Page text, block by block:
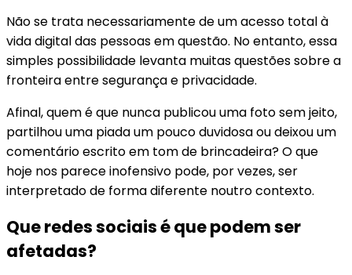
Não se trata necessariamente de um acesso total à
vida digital das pessoas em questão. No entanto, essa
simples possibilidade levanta muitas questões sobre a
fronteira entre segurança e privacidade.
Afinal, quem é que nunca publicou uma foto sem jeito,
partilhou uma piada um pouco duvidosa ou deixou um
comentário escrito em tom de brincadeira? O que
hoje nos parece inofensivo pode, por vezes, ser
interpretado de forma diferente noutro contexto.
Que redes sociais é que podem ser
afetadas?